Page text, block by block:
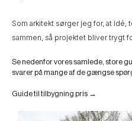
Som arkitekt sørger jeg for, at
sammen, så projektet bliver trygt
Se nedenfor vores samlede, store
svarer på mange af de gængse
Guide til tilbygning pris →